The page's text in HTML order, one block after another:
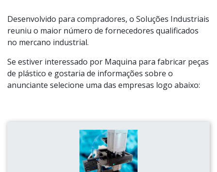
Desenvolvido para compradores, o Soluções Industriais
reuniu o maior número de fornecedores qualificados
no mercano industrial.
Se estiver interessado por Maquina para fabricar peças
de plástico e gostaria de informações sobre o
anunciante selecione uma das empresas logo abaixo: